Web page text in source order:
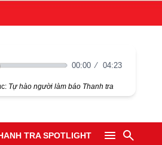
00:00 04:23
Tự hào người làm báo Thanh tra
TRA SPOTLIGHT